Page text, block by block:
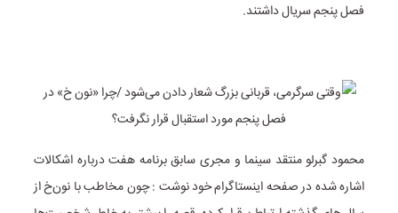
فصل پنجم سریال داشتند.
محمود گبرلو منتقد سینما و مجری سابق برنامه هفت درباره اشکالات
اشاره شده در صفحه اینستاگرام خود نوشت : چون مخاطب با نون‌خ از